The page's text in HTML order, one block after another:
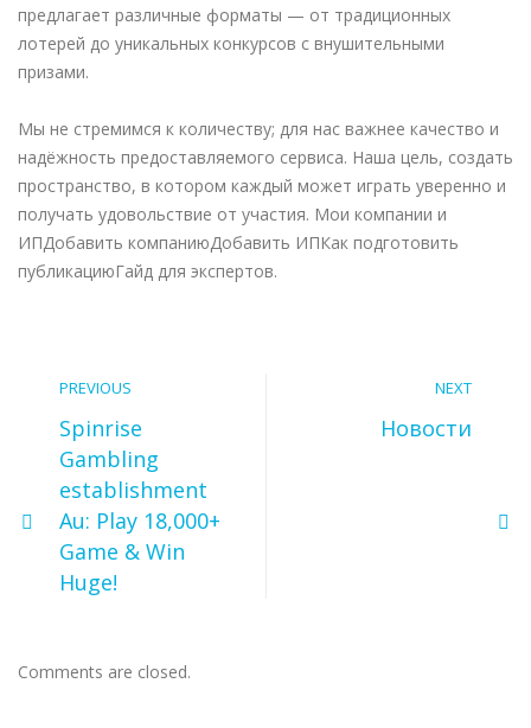
предлагает различные форматы — от традиционных
лотерей до уникальных конкурсов с внушительными
призами.
Мы не стремимся к количеству; для нас важнее качество и
надёжность предоставляемого сервиса. Наша цель, создать
пространство, в котором каждый может играть уверенно и
получать удовольствие от участия. Мои компании и
ИПДобавить компаниюДобавить ИПКак подготовить
публикациюГайд для экспертов.
PREVIOUS
Spinrise
Gambling
establishment
Au: Play 18,000+
Game & Win
Huge!
NEXT
Новости
Comments are closed.